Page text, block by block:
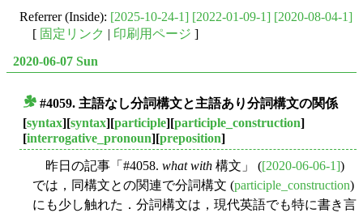
Referrer (Inside): [2025-10-24-1] [2022-01-09-1] [2020-08-04-1]
[ 固定リンク | 印刷用ページ ]
2020-06-07 Sun
#4059. 主語なし分詞構文と主語あり分詞構文の関係
[syntax][syntax][participle][participle_construction]
[interrogative_pronoun][preposition]
昨日の記事「#4058. what with 構文」 ([2020-06-06-1])
では，同構文との関連で分詞構文 (participle_construction)
にも少し触れた．分詞構文は，現代英語でも特に書き言